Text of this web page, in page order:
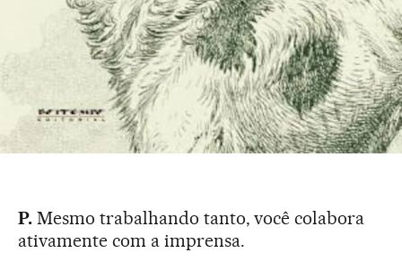
P.Mesmo trabalhando tanto, você colabora
ativamente com a imprensa.